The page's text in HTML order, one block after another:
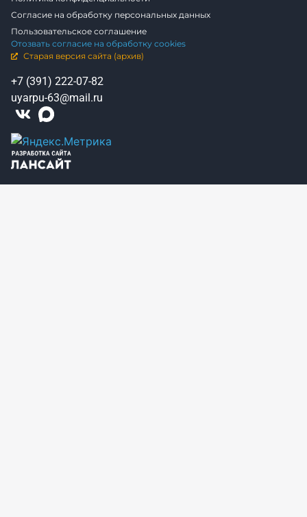
Согласие на обработку персональных данных
Пользовательское соглашение
Отозвать согласие на обработку cookies
Старая версия сайта (архив)
+7 (391) 222-07-82
uyarpu-63@mail.ru